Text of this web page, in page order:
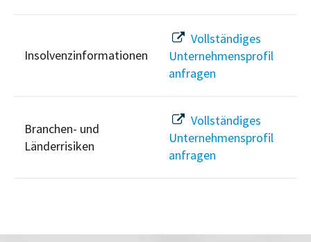
Insolvenzinformationen
Vollständiges
Unternehmensprofil
anfragen
Branchen- und
Länderrisiken
Vollständiges
Unternehmensprofil
anfragen